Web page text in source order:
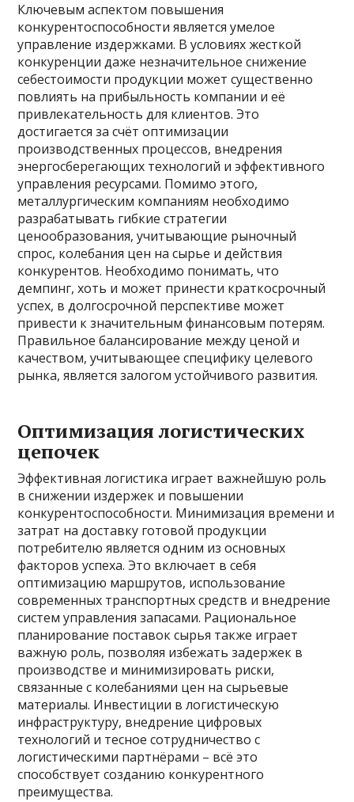
Ключевым аспектом повышения
конкурентоспособности является умелое
управление издержками. В условиях жесткой
конкуренции даже незначительное снижение
себестоимости продукции может существенно
повлиять на прибыльность компании и её
привлекательность для клиентов. Это
достигается за счёт оптимизации
производственных процессов, внедрения
энергосберегающих технологий и эффективного
управления ресурсами. Помимо этого,
металлургическим компаниям необходимо
разрабатывать гибкие стратегии
ценообразования, учитывающие рыночный
спрос, колебания цен на сырье и действия
конкурентов. Необходимо понимать, что
демпинг, хоть и может принести краткосрочный
успех, в долгосрочной перспективе может
привести к значительным финансовым потерям.
Правильное балансирование между ценой и
качеством, учитывающее специфику целевого
рынка, является залогом устойчивого развития.
Оптимизация логистических
цепочек
Эффективная логистика играет важнейшую роль
в снижении издержек и повышении
конкурентоспособности. Минимизация времени и
затрат на доставку готовой продукции
потребителю является одним из основных
факторов успеха. Это включает в себя
оптимизацию маршрутов, использование
современных транспортных средств и внедрение
систем управления запасами. Рациональное
планирование поставок сырья также играет
важную роль, позволяя избежать задержек в
производстве и минимизировать риски,
связанные с колебаниями цен на сырьевые
материалы. Инвестиции в логистическую
инфраструктуру, внедрение цифровых
технологий и тесное сотрудничество с
логистическими партнёрами – всё это
способствует созданию конкурентного
преимущества.